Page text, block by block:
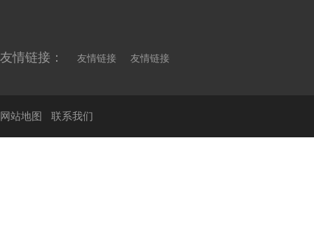
友情链接： 友情链接 友情链接
网站地图 联系我们